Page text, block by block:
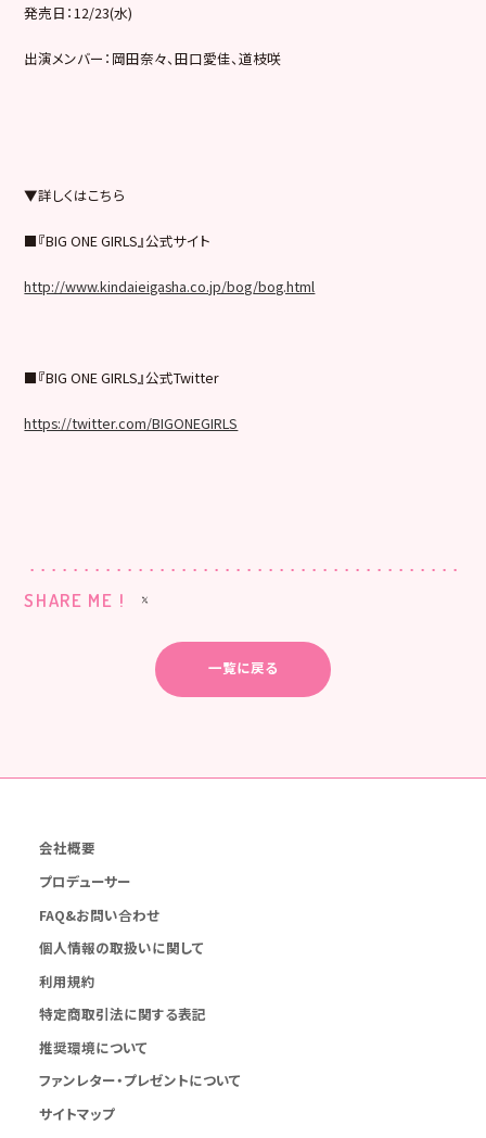
発売日：12/23(水)
出演メンバー：岡田奈々、田口愛佳、道枝咲
▼詳しくはこちら
■『BIG ONE GIRLS』公式サイト
http://www.kindaieigasha.co.jp/bog/bog.html
■『BIG ONE GIRLS』公式Twitter
https://twitter.com/BIGONEGIRLS
SHARE ME !
一覧に戻る
会社概要
プロデューサー
FAQ&お問い合わせ
個人情報の取扱いに関して
利用規約
特定商取引法に関する表記
推奨環境について
ファンレター・プレゼントについて
サイトマップ